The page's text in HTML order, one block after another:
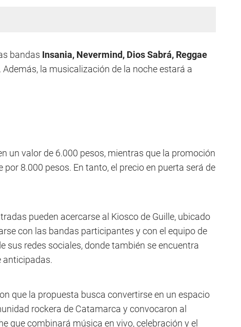
bandas Insania, Nevermind, Dios Sabrá, Reggae
. Además, la musicalización de la noche estará a
un valor de 6.000 pesos, mientras que la promoción
8.000 pesos. En tanto, el precio en puerta será de
pueden acercarse al Kiosco de Guille, ubicado
con las bandas participantes y con el equipo de
sus redes sociales, donde también se encuentra
anticipadas.
que la propuesta busca convertirse en un espacio
rockera de Catamarca y convocaron al
que combinará música en vivo, celebración y el